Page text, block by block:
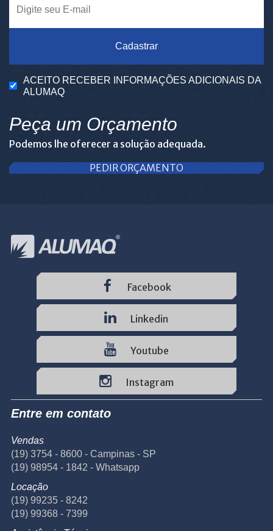
Cadastrar
ACEITO RECEBER INFORMAÇÕES ADICIONAIS DA
ALUMAQ
Peça um Orçamento
Podemos lhe oferecer a solução adequada.
PEDIR ORÇAMENTO
Facebook
Linkedin
Youtube
Instagram
Entre em contato
Vendas
(19) 3754 - 8600 - Campinas - SP
(19) 98954 - 1842 - Whatsapp
Locação
(19) 99235 - 8242
(19) 99368 - 7399